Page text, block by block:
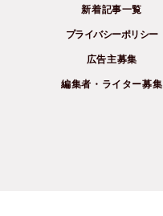
新着記事一覧
プライバシーポリシー
広告主募集
編集者・ライター募集